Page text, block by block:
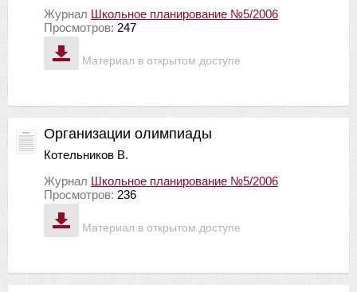
Материал в открытом доступе
Журнал Школьное планирование №5/2006
Просмотров: 247
Материал в открытом доступе
Организации олимпиады
Котельников В.
Журнал Школьное планирование №5/2006
Просмотров: 236